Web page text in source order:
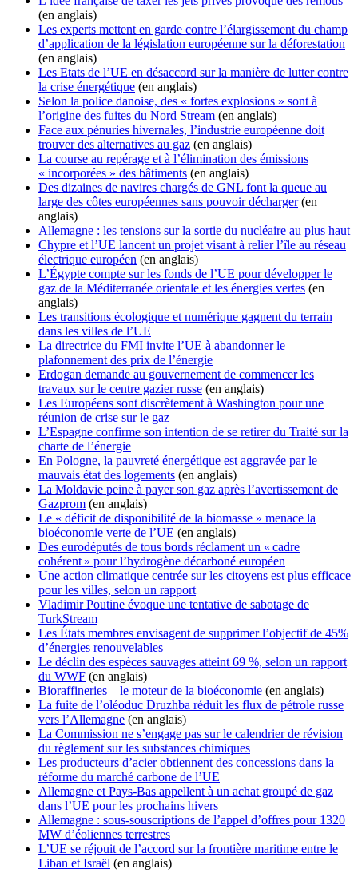
(en anglais)
Les experts mettent en garde contre l’élargissement du champ
d’application de la législation européenne sur la déforestation
(en anglais)
Les Etats de l’UE en désaccord sur la manière de lutter contre
la crise énergétique (en anglais)
Selon la police danoise, des « fortes explosions » sont à
l’origine des fuites du Nord Stream (en anglais)
Face aux pénuries hivernales, l’industrie européenne doit
trouver des alternatives au gaz (en anglais)
La course au repérage et à l’élimination des émissions
« incorporées » des bâtiments (en anglais)
Des dizaines de navires chargés de GNL font la queue au
large des côtes européennes sans pouvoir décharger(en
anglais)
Allemagne : les tensions sur la sortie du nucléaire au plus haut
Chypre et l’UE lancent un projet visant à relier l’île au réseau
électrique européen (en anglais)
L’Égypte compte sur les fonds de l’UE pour développer le
gaz de la Méditerranée orientale et les énergies vertes (en
anglais)
Les transitions écologique et numérique gagnent du terrain
dans les villes de l’UE
La directrice du FMI invite l’UE à abandonner le
plafonnement des prix de l’énergie
Erdogan demande au gouvernement de commencer les
travaux sur le centre gazier russe (en anglais)
Les Européens sont discrètement à Washington pour une
réunion de crise sur le gaz
L’Espagne confirme son intention de se retirer du Traité sur la
charte de l’énergie
En Pologne, la pauvreté énergétique est aggravée par le
mauvais état des logements (en anglais)
La Moldavie peine à payer son gaz après l’avertissement de
Gazprom (en anglais)
Le « déficit de disponibilité de la biomasse » menace la
bioéconomie verte de l’UE (en anglais)
Des eurodéputés de tous bords réclament un « cadre
cohérent » pour l’hydrogène décarboné européen
Une action climatique centrée sur les citoyens est plus efficace
pour les villes, selon un rapport
Vladimir Poutine évoque une tentative de sabotage de
TurkStream
Les États membres envisagent de supprimer l’objectif de 45%
d’énergies renouvelables
Le déclin des espèces sauvages atteint 69 %, selon un rapport
du WWF (en anglais)
Bioraffineries – le moteur de la bioéconomie (en anglais)
La fuite de l’oléoduc Druzhba réduit les flux de pétrole russe
vers l’Allemagne (en anglais)
La Commission ne s’engage pas sur le calendrier de révision
du règlement sur les substances chimiques
Les producteurs d’acier obtiennent des concessions dans la
réforme du marché carbone de l’UE
Allemagne et Pays-Bas appellent à un achat groupé de gaz
dans l’UE pour les prochains hivers
Allemagne : sous-souscriptions de l’appel d’offres pour 1320
MW d’éoliennes terrestres
L’UE se réjouit de l’accord sur la frontière maritime entre le
Liban et Israël (en anglais)